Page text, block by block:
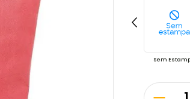
Sem